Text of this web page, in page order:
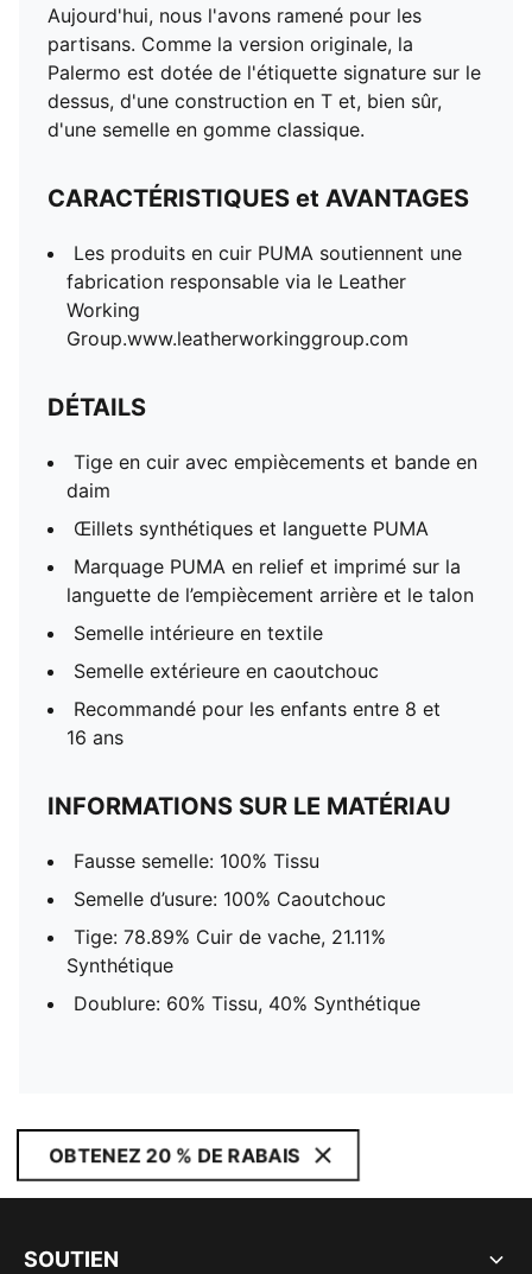
Aujourd'hui, nous l'avons ramené pour les
partisans. Comme la version originale, la
Palermo est dotée de l'étiquette signature sur le
dessus, d'une construction en T et, bien sûr,
d'une semelle en gomme classique.
CARACTÉRISTIQUES et AVANTAGES
Les produits en cuir PUMA soutiennent une
fabrication responsable via le Leather
Working
Group.www.leatherworkinggroup.com
DÉTAILS
Tige en cuir avec empiècements et bande en
daim
Œillets synthétiques et languette PUMA
Marquage PUMA en relief et imprimé sur la
languette de l’empiècement arrière et le talon
Semelle intérieure en textile
Semelle extérieure en caoutchouc
Recommandé pour les enfants entre 8 et
16 ans
INFORMATIONS SUR LE MATÉRIAU
Fausse semelle: 100% Tissu
Semelle d’usure: 100% Caoutchouc
Tige: 78.89% Cuir de vache, 21.11%
Synthétique
Doublure: 60% Tissu, 40% Synthétique
OBTENEZ 20 % DE RABAIS
SOUTIEN